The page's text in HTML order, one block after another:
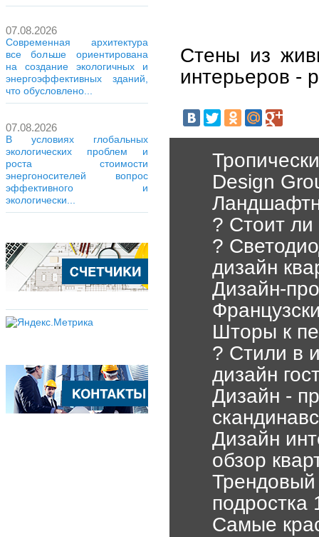
07.08.2026
Современная архитектура
все больше ориентирована
на создание экологичных и
энергоэффективных зданий,
что обусловлено...
07.08.2026
В условиях глобальных
экологических проблем и
роста стоимости
энергоносителей вопрос
эффективного и
экологически...
Стены из
интерьеров -
Design
? Стоит ли
?
дизайн
Дизайн-
Шторы к
? Стили в
дизайн
Дизайн -
Дизайн
обзор
Трендовый
подростка
Самые